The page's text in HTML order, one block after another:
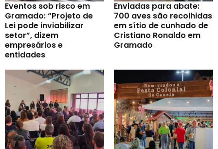
Eventos sob risco em
Gramado: “Projeto de
Lei pode inviabilizar
setor”, dizem
empresários e
entidades
Enviadas para abate:
700 aves são recolhidas
em sítio de cunhado de
Cristiano Ronaldo em
Gramado